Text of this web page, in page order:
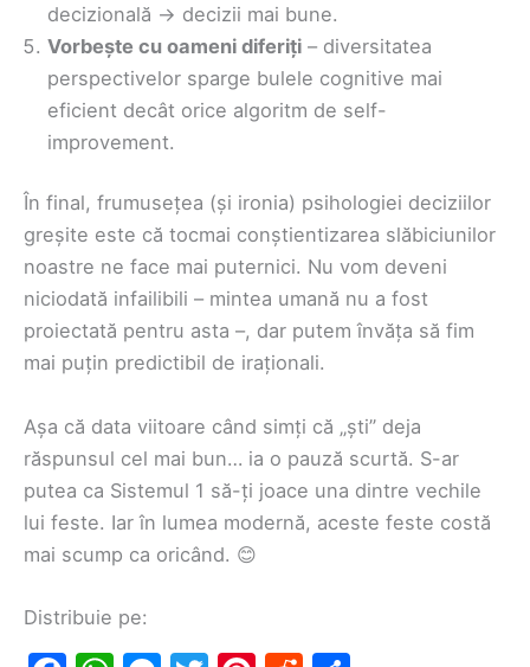
decizională → decizii mai bune.
Vorbește cu oameni diferiți – diversitatea
perspectivelor sparge bulele cognitive mai
eficient decât orice algoritm de self-
improvement.
În final, frumusețea (și ironia) psihologiei deciziilor
greșite este că tocmai conștientizarea slăbiciunilor
noastre ne face mai puternici. Nu vom deveni
niciodată infailibili – mintea umană nu a fost
proiectată pentru asta –, dar putem învăța să fim
mai puțin predictibil de iraționali.
Așa că data viitoare când simți că „ști” deja
răspunsul cel mai bun… ia o pauză scurtă. S-ar
putea ca Sistemul 1 să-ți joace una dintre vechile
lui feste. Iar în lumea modernă, aceste feste costă
mai scump ca oricând. 😊
Distribuie pe: